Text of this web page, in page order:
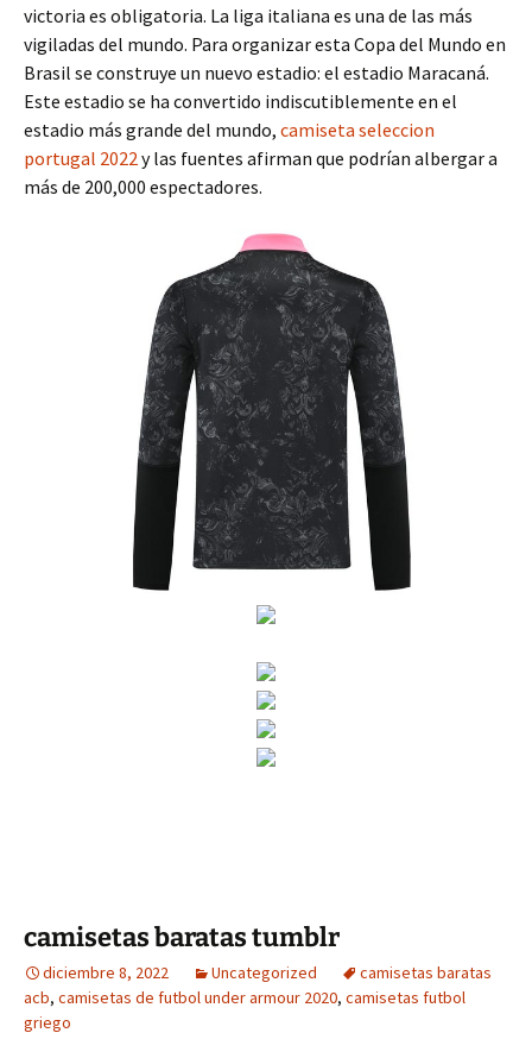
victoria es obligatoria. La liga italiana es una de las más
vigiladas del mundo. Para organizar esta Copa del Mundo en
Brasil se construye un nuevo estadio: el estadio Maracaná.
Este estadio se ha convertido indiscutiblemente en el
estadio más grande del mundo, camiseta seleccion
portugal 2022y las fuentes afirman que podrían albergar a
más de 200,000 espectadores.
camisetas baratas tumblr
diciembre 8, 2022 Uncategorized
camisetas baratas
acb, camisetas de futbol under armour 2020, camisetas futbol
griego